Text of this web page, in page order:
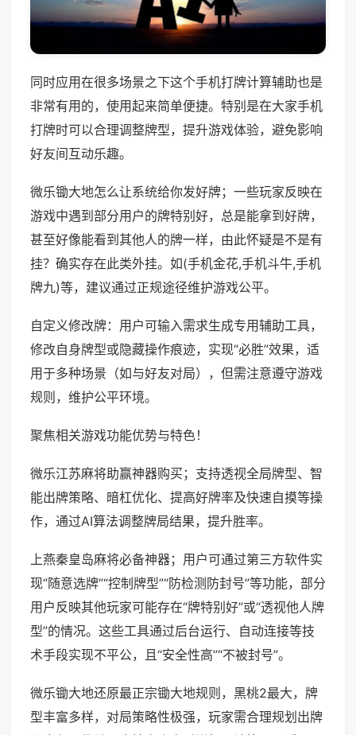
同时应用在很多场景之下这个手机打牌计算辅助也是
非常有用的，使用起来简单便捷。特别是在大家手机
打牌时可以合理调整牌型，提升游戏体验，避免影响
好友间互动乐趣。
微乐锄大地怎么让系统给你发好牌；一些玩家反映在
游戏中遇到部分用户的牌特别好，总是能拿到好牌，
甚至好像能看到其他人的牌一样，由此怀疑是不是有
挂？确实存在此类外挂。如(手机金花,手机斗牛,手机
牌九)等，建议通过正规途径维护游戏公平。
自定义修改牌：用户可输入需求生成专用辅助工具，
修改自身牌型或隐藏操作痕迹，实现“必胜”效果，适
用于多种场景（如与好友对局），但需注意遵守游戏
规则，维护公平环境。
聚焦相关游戏功能优势与特色！
微乐江苏麻将助赢神器购买；支持透视全局牌型、智
能出牌策略、暗杠优化、提高好牌率及快速自摸等操
作，通过AI算法调整牌局结果，提升胜率。
上燕秦皇岛麻将必备神器；用户可通过第三方软件实
现“随意选牌”“控制牌型”“防检测防封号”等功能，部分
用户反映其他玩家可能存在“牌特别好”或“透视他人牌
型”的情况。这些工具通过后台运行、自动连接等技
术手段实现不平公，且“安全性高”“不被封号”。
微乐锄大地还原最正宗锄大地规则，黑桃2最大，牌
型丰富多样，对局策略性极强，玩家需合理规划出牌